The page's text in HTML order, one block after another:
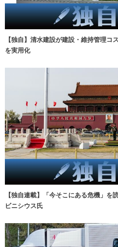
【独自】清水建設が建設・維持管理コ
を実用化
【独自連載】「今そこにある危機」
ビニシウス氏